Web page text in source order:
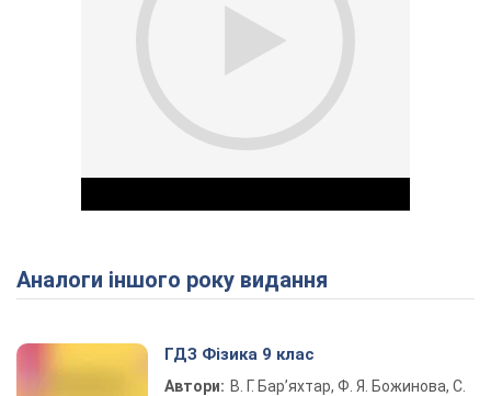
Play Video
Аналоги іншого року видання
ГДЗ Фізика 9 клас
Автори: В. Г. Бар’яхтар, Ф. Я. Божинова, С.